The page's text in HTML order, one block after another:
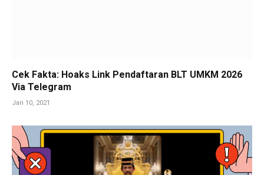
Cek Fakta: Hoaks Link Pendaftaran BLT UMKM 2026
Via Telegram
Jan 10, 2021